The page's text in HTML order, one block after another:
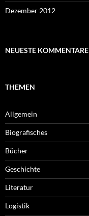
Dezember 2012
NEUESTE KOMMENTARE
THEMEN
Allgemein
Biografisches
Bücher
Geschichte
Literatur
Logistik